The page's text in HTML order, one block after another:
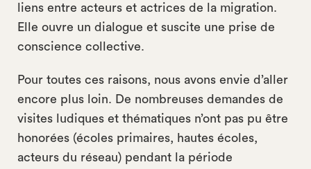
liens entre acteurs et actrices de la migration.
Elle ouvre un dialogue et suscite une prise de
conscience collective.
Pour toutes ces raisons, nous avons envie d’aller
encore plus loin. De nombreuses demandes de
visites ludiques et thématiques n’ont pas pu être
honorées (écoles primaires, hautes écoles,
acteurs du réseau) pendant la période